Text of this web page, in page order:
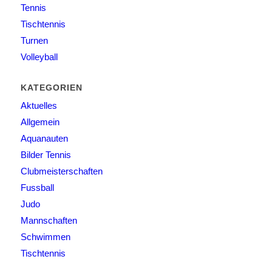
Tennis
Tischtennis
Turnen
Volleyball
KATEGORIEN
Aktuelles
Allgemein
Aquanauten
Bilder Tennis
Clubmeisterschaften
Fussball
Judo
Mannschaften
Schwimmen
Tischtennis